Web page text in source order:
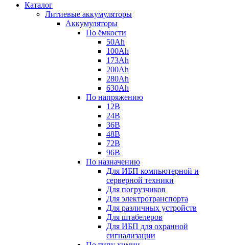
Каталог
Литиевые аккумуляторы
Аккумуляторы
По ёмкости
50Ah
100Ah
173Ah
200Ah
280Ah
630Ah
По напряжению
12В
24В
36В
48В
72В
96В
По назначению
Для ИБП компьютерной и
серверной техники
Для погрузчиков
Для электротранспорта
Для различных устройств
Для штабелеров
Для ИБП для охранной
сигнализации